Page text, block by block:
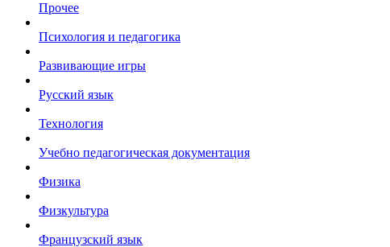
Прочее
Психология и педагогика
Развивающие игры
Русский язык
Технология
Учебно педагогическая документация
Физика
Физкультура
Французский язык